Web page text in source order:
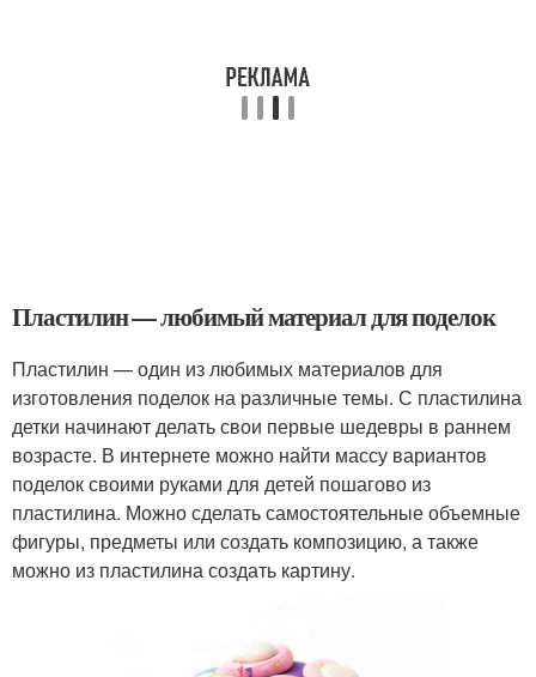
Пластилин — любимый материал для поделок
Пластилин — один из любимых материалов для
изготовления поделок на различные темы. С пластилина
детки начинают делать свои первые шедевры в раннем
возрасте. В интернете можно найти массу вариантов
поделок своими руками для детей пошагово из
пластилина. Можно сделать самостоятельные объемные
фигуры, предметы или создать композицию, а также
можно из пластилина создать картину.